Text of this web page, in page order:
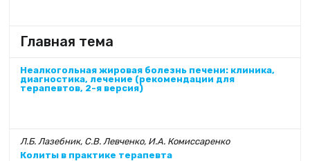
Главная тема
Неалкогольная жировая болезнь печени: клиника,
диагностика, лечение (рекомендации для
терапевтов, 2-я версия)
Л.Б. Лазебник, С.В. Левченко, И.А. Комиссаренко
Колиты в практике терапевта